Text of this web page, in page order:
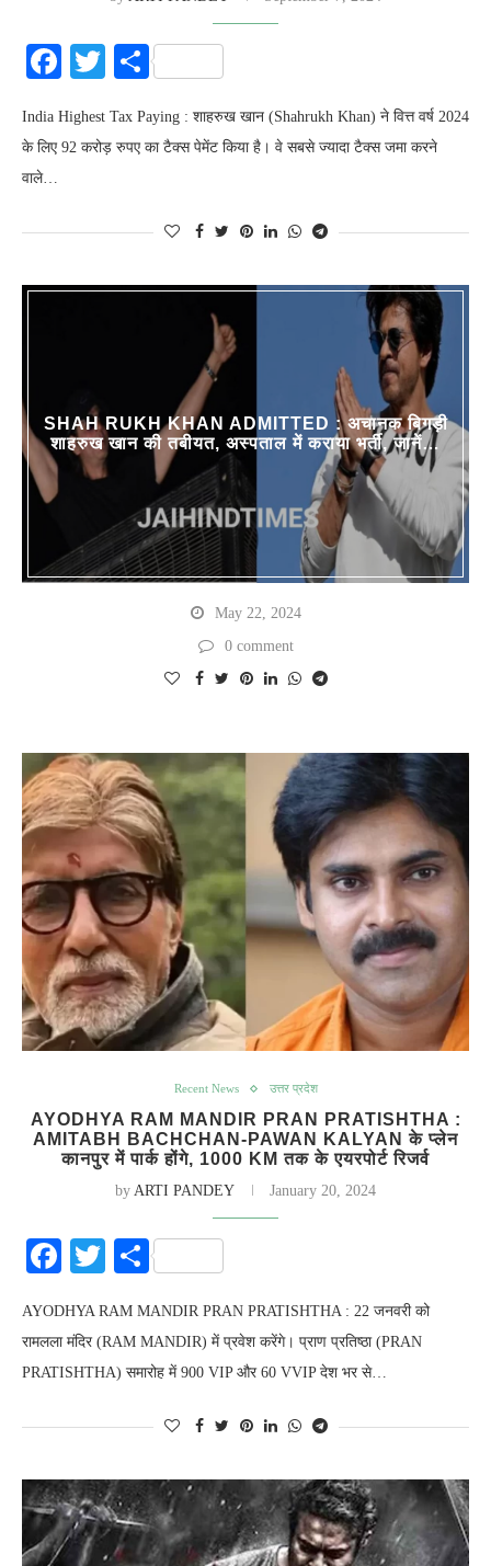
Facebook
Twitter
Share
India Highest Tax Paying : शाहरुख खान (Shahrukh Khan) ने वित्त वर्ष 2024
के लिए 92 करोड़ रुपए का टैक्स पेमेंट किया है। वे सबसे ज्यादा टैक्स जमा करने
वाले…
SHAH RUKH KHAN ADMITTED : अचानक बिगड़ी
शाहरुख खान की तबीयत, अस्पताल में कराया भर्ती, जानें…
May 22, 2024
0 comment
Recent News उत्तर प्रदेश
AYODHYA RAM MANDIR PRAN PRATISHTHA :
AMITABH BACHCHAN-PAWAN KALYAN के प्लेन
कानपुर में पार्क होंगे, 1000 KM तक के एयरपोर्ट रिजर्व
by ARTI PANDEY January 20, 2024
Facebook
Twitter
Share
AYODHYA RAM MANDIR PRAN PRATISHTHA : 22 जनवरी को
रामलला मंदिर (RAM MANDIR) में प्रवेश करेंगे। प्राण प्रतिष्ठा (PRAN
PRATISHTHA) समारोह में 900 VIP और 60 VVIP देश भर से…